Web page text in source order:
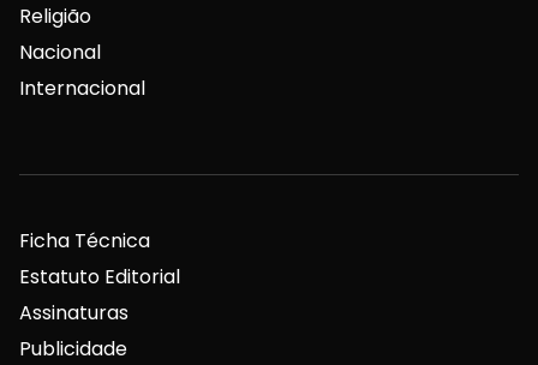
Religião
Nacional
Internacional
Ficha Técnica
Estatuto Editorial
Assinaturas
Publicidade